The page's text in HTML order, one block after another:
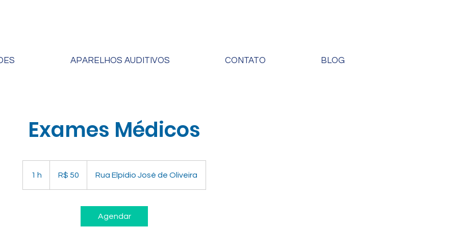
APARELHOS AUDITIVOS CONTATO BLOG
Exames Médicos
1 h
brasileiros
R$ 50 Rua Elpídio José de Oliveira
Agendar